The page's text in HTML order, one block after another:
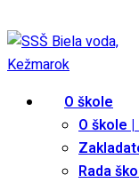
to
content
O škole
O škole |
Rada